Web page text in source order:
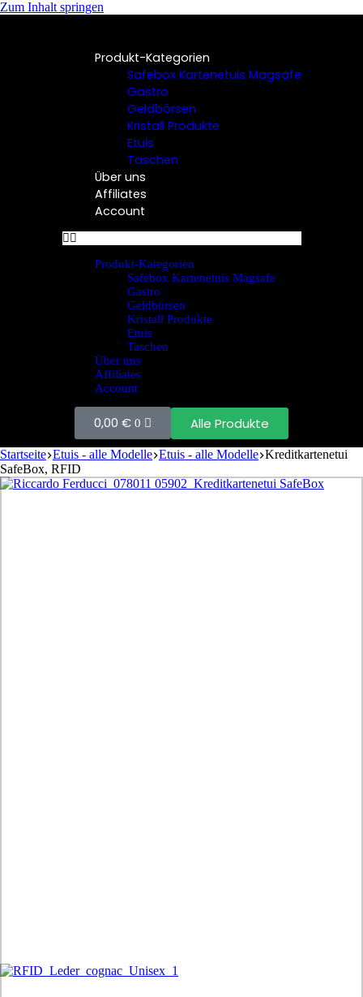
Zum Inhalt springen
Alle Produkte
Produkt-Kategorien
Safebox Kartenetuis Magsafe
Gastro
Geldbörsen
Kristall Produkte
Etuis
Taschen
Über uns
Affiliates
Account
Produkt-Kategorien
Safebox Kartenetuis Magsafe
Gastro
Geldbörsen
Kristall Produkte
Etuis
Taschen
Über uns
Affiliates
Account
0,00 € 0
Startseite Etuis - alle Modelle Etuis - alle Modelle Kreditkartenetui
SafeBox, RFID